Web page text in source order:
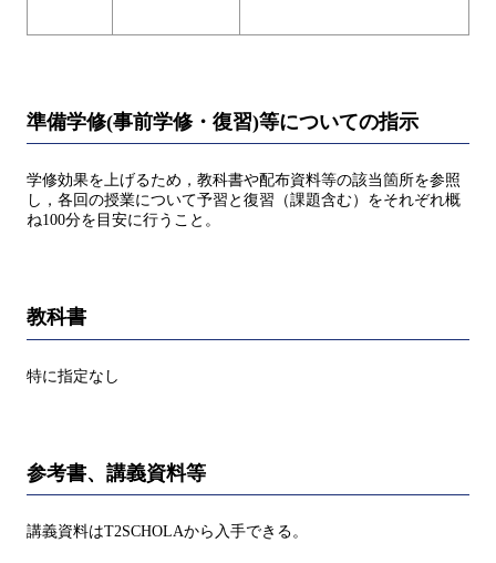
準備学修(事前学修・復習)等についての指示
学修効果を上げるため，教科書や配布資料等の該当箇所を参照
し，各回の授業について予習と復習（課題含む）をそれぞれ概
ね100分を目安に行うこと。
教科書
特に指定なし
参考書、講義資料等
講義資料はT2SCHOLAから入手できる。